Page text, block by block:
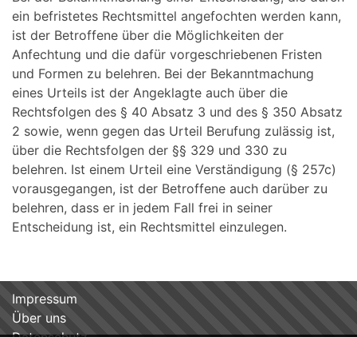
ein befristetes Rechtsmittel angefochten werden kann,
ist der Betroffene über die Möglichkeiten der
Anfechtung und die dafür vorgeschriebenen Fristen
und Formen zu belehren. Bei der Bekanntmachung
eines Urteils ist der Angeklagte auch über die
Rechtsfolgen des § 40 Absatz 3 und des § 350 Absatz
2 sowie, wenn gegen das Urteil Berufung zulässig ist,
über die Rechtsfolgen der §§ 329 und 330 zu
belehren. Ist einem Urteil eine Verständigung (§ 257c)
vorausgegangen, ist der Betroffene auch darüber zu
belehren, dass er in jedem Fall frei in seiner
Entscheidung ist, ein Rechtsmittel einzulegen.
Impressum
Über uns